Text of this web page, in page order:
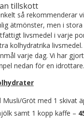
tillskott
så rekommenderar
ätmönster, men i
livsmedel i varje
kolhydratrika
varje dag. Vi har
nedan för en idrottare.
Gröt med 1 skivat
samt 1 kopp kaffe –